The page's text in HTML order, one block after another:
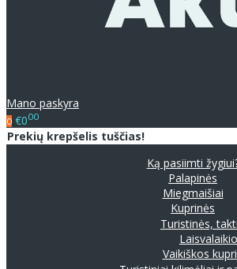
Mano paskyra
0 €000
Prekių krepšelis tuščias!
Ką pasiimti
Palapinės
Miegmaišiai
Kuprinės
Turistinės,
Laisvalaikio
Vaikiškos